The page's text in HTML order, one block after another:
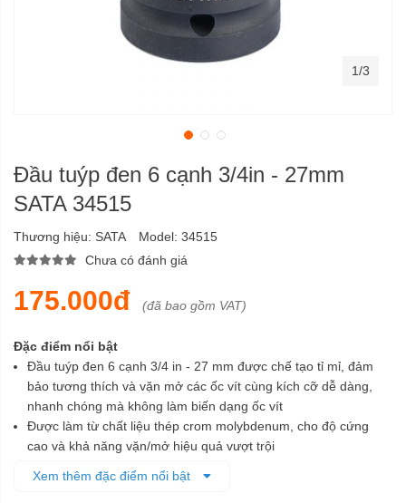
Đầu tuýp đen 6 cạnh 3/4in - 27mm
SATA 34515
Thương hiệu: SATA Model: 34515
Chưa có đánh giá
175.000đ (đã bao gồm VAT)
Đặc điểm nổi bật
Đầu tuýp đen 6 cạnh 3/4 in - 27 mm được chế tạo tỉ mỉ, đảm
bảo tương thích và vặn mở các ốc vít cùng kích cỡ dễ dàng,
nhanh chóng mà không làm biến dạng ốc vít
Được làm từ chất liệu thép crom molybdenum, cho độ cứng
cao và khả năng vặn/mở hiệu quả vượt trội
Xem thêm đặc điểm nổi bật
1/3